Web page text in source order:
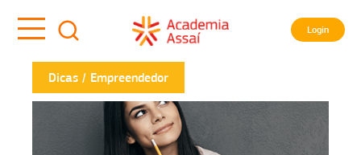
Login
Dicas Empreendedor